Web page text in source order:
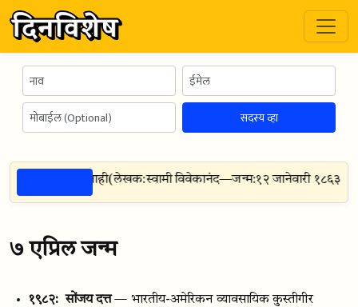
सदस्य व्हा
दुसरी शक्ती नाही(लेखक:स्वामी विवेकानंद—जन्म:१२ जानेवारी १८६३|
७ एप्रिल जन्म
१९८२: सोंजय दत्त — भारतीय-अमेरिकन व्यावसायिक कुस्तीगीर